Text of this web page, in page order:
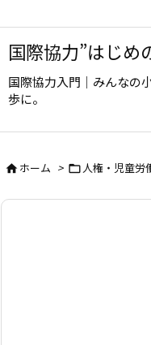
国際協力”はじめ
国際協力入門｜みんなの
歩に。
ホーム > 人権・児童労